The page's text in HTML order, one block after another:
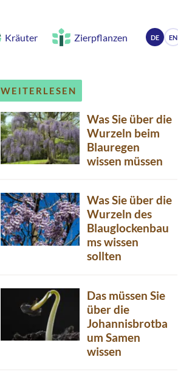
Kräuter Zierpflanzen DE EN
WEITERLESEN
Was Sie über die
Wurzeln beim
Blauregen
wissen müssen
Was Sie über die
Wurzeln des
Blauglockenbau
ms wissen
sollten
Das müssen Sie
über die
Johannisbrotba
um Samen
wissen